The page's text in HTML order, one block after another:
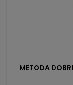
METODA